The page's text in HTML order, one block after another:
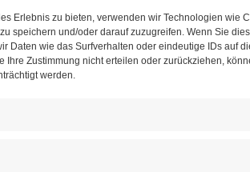
Erlebnis zu bieten, verwenden wir Technologien wie
speichern und/oder darauf zuzugreifen. Wenn Sie
Daten wie das Surfverhalten oder eindeutige IDs auf
Ihre Zustimmung nicht erteilen oder zurückziehen,
werden.